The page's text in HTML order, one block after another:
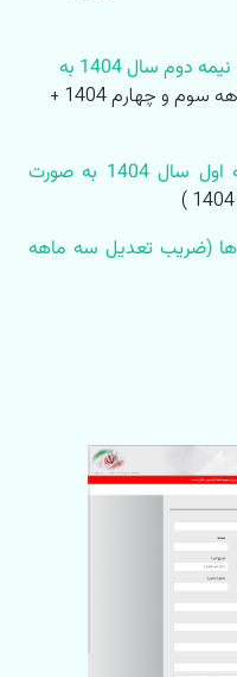
لینک فایل PDF شاخص های موقت نیمه دوم سال 1404 به
( موقت سه ماهه سوم و چهارم 1404 +
لینک فایل PDF شاخص های نیمه اول سال 1404 به صورت
(ضریب تعدیل سه ماهه